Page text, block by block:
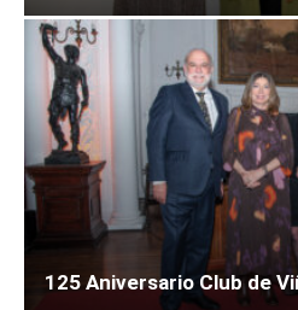
125 Aniversario Club de